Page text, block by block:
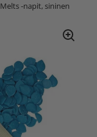
-napit, sininen